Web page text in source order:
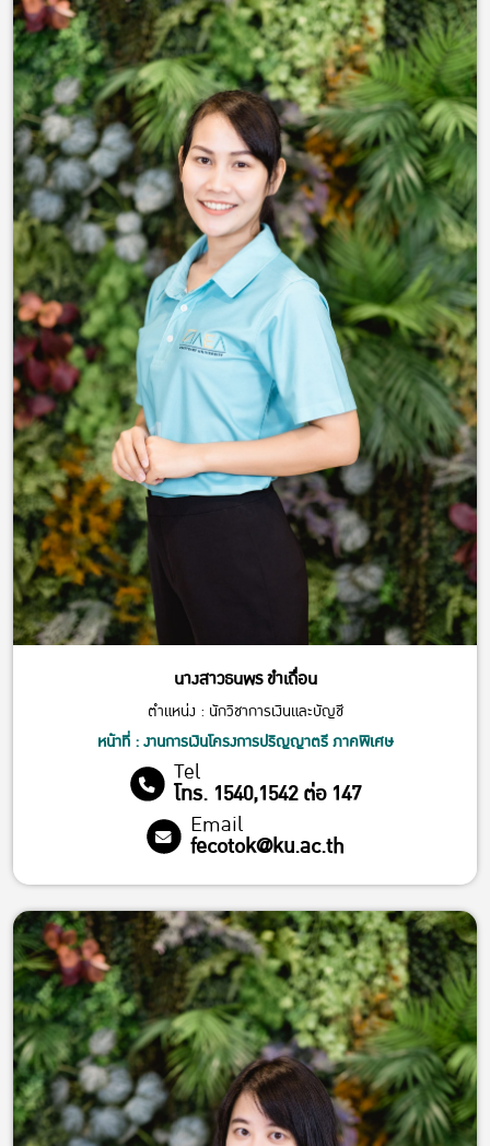
นางสาวธนพร ขำเถื่อน
ตำแหน่ง : นักวิชาการเงินและบัญชี
หน้าที่ : งานการเงินโครงการปริญญาตรี ภาคพิเศษ
Tel
โทร. 1540,1542 ต่อ 147
Email
fecotok@ku.ac.th